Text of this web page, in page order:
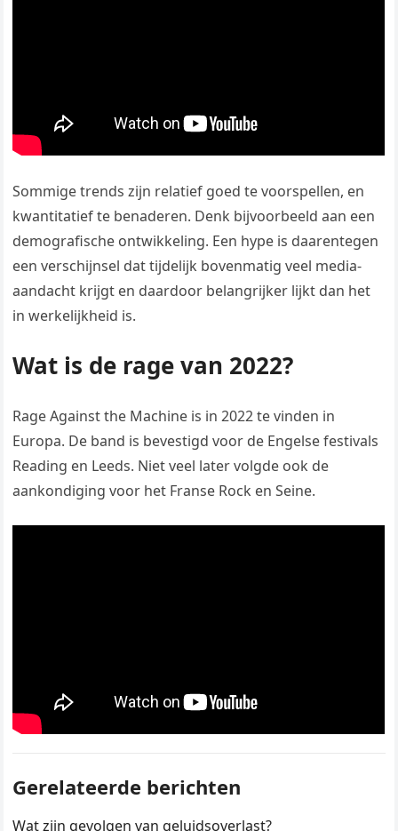
Sommige trends zijn relatief goed te voorspellen, en
kwantitatief te benaderen. Denk bijvoorbeeld aan een
demografische ontwikkeling. Een hype is daarentegen
een verschijnsel dat tijdelijk bovenmatig veel media-
aandacht krijgt en daardoor belangrijker lijkt dan het
in werkelijkheid is.
Wat is de rage van 2022?
Rage Against the Machine is in 2022 te vinden in
Europa. De band is bevestigd voor de Engelse festivals
Reading en Leeds. Niet veel later volgde ook de
aankondiging voor het Franse Rock en Seine.
Gerelateerde berichten
Wat zijn gevolgen van geluidsoverlast?